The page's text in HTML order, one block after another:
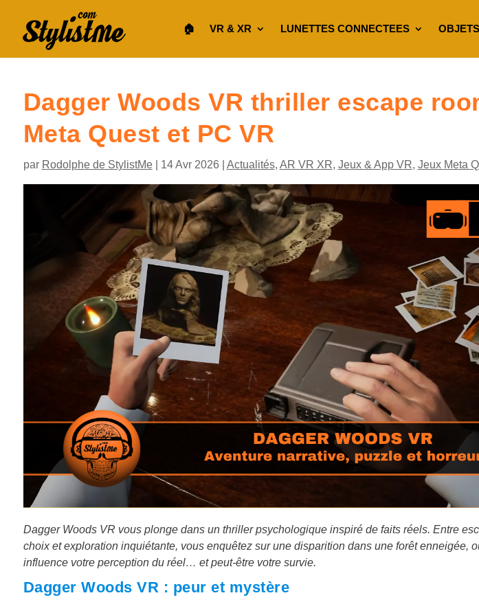
🏠︎ VR & XR LUNETTES CONNECTEES
Dagger Woods VR thriller escape
Meta Quest et PC VR
par Rodolphe de StylistMe| 14 Avr 2026 Actualités, AR VR XR, Jeux & App VR, Jeux Meta
Dagger Woods VR vous plonge dans un thriller psychologique inspiré de faits réels. Entre
choix et exploration inquiétante, vous enquêtez sur une disparition dans une forêt enneigée,
influence votre perception du réel… et peut-être votre survie.
Dagger Woods VR : peur et mystère